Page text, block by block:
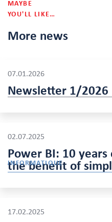
MAYBE
YOU'LL LIKE…
More news
07.01.2026
Newsletter 1/2026
02.07.2025
Power BI: 10
the benefit of
INFORMATIQUE
17.02.2025